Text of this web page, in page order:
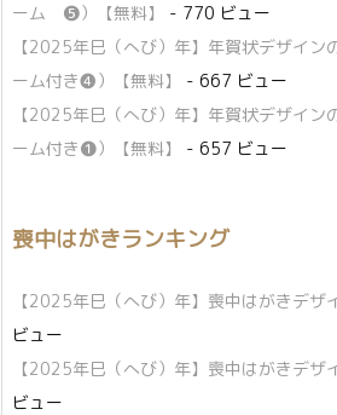
ーム ❺）【無料】
- 770 ビュー
【2025年巳（へび）年】年賀状デザイ
ーム付き❹）【無料】
- 667 ビュー
【2025年巳（へび）年】年賀状デザイ
ーム付き❶）【無料】
- 657 ビュー
喪中はがきランキング
【2025年巳（へび）年】喪中はがきデザ
ビュー
【2025年巳（へび）年】喪中はがきデザ
ビュー